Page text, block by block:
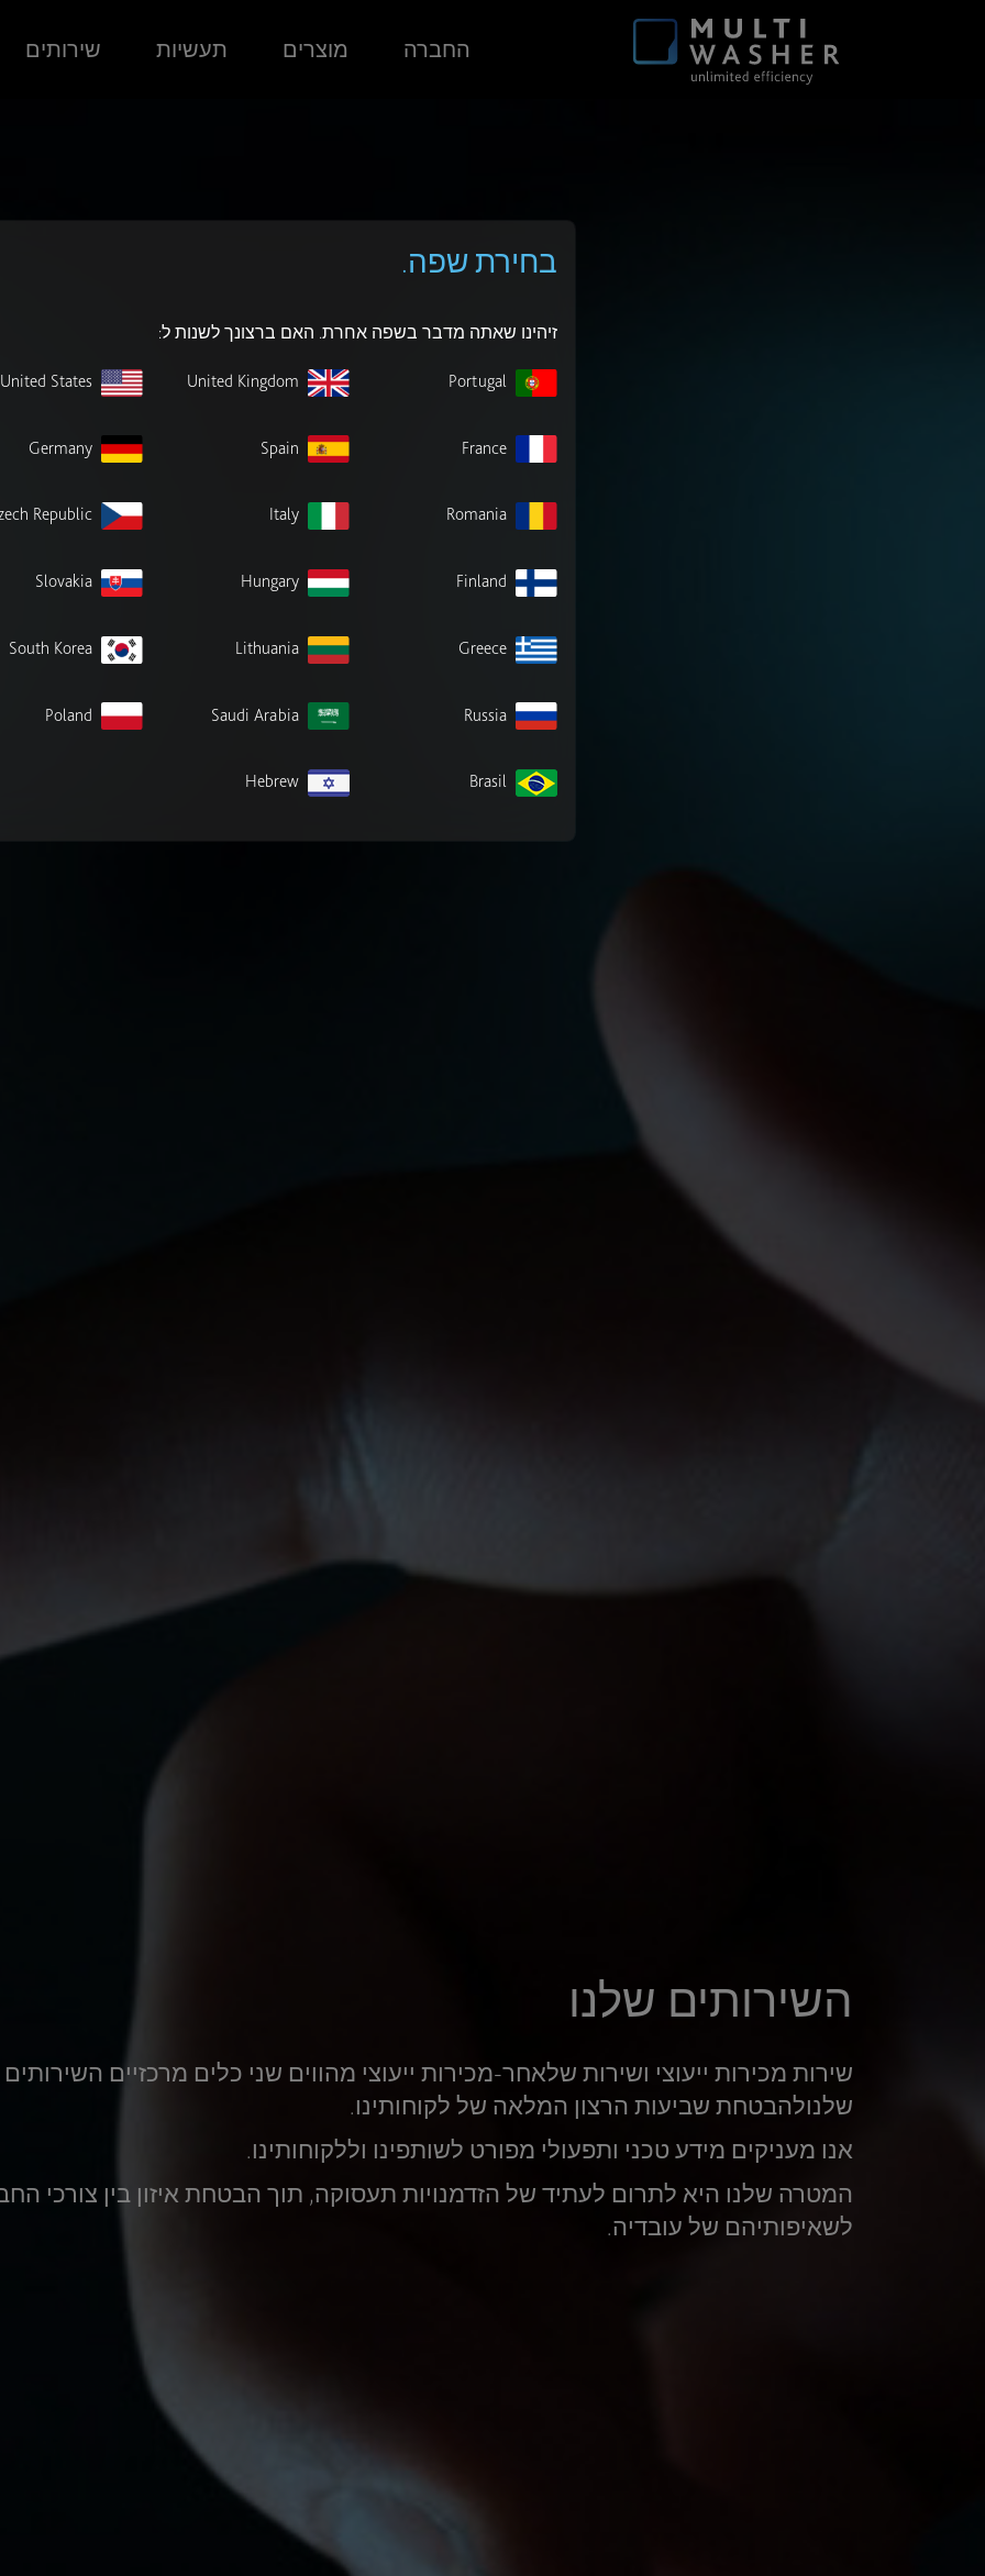
החברה מוצרים תעשיות שירותים
השירותים שלנו
שירות מכירות ייעוצי ושירות שלאחר-מכירות ייעוצי מהווים שני כלים מרכזיים השירותים
שלנולהבטחת שביעות הרצון המלאה של לקוחותינו.
אנו מעניקים מידע טכני ותפעולי מפורט לשותפינו וללקוחותינו.
המטרה שלנו היא לתרום לעתיד של הזדמנויות תעסוקה, תוך הבטחת איזון בין צורכי
לשאיפותיהם של עובדיה.
בחירת שפה.
זיהינו שאתה מדבר בשפה אחרת. האם ברצונך לשנות ל:
Portugal
United Kingdom
United States
France
Spain
Germany
Romania
Italy
Republic
Finland
Hungary
Slovakia
Greece
Lithuania
South Korea
Russia
Saudi Arabia
Poland
Brasil
Hebrew